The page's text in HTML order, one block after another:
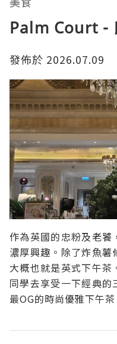
來，水準是回復了。
Palm Court -
發佈於 2026.07.09
作為英國的忠粉及老
濃厚興趣。除了炸魚薯
大概也就是英式下午
同學去享受一下經典
最OG的時尚優雅下午
滴傳承下來。香港的